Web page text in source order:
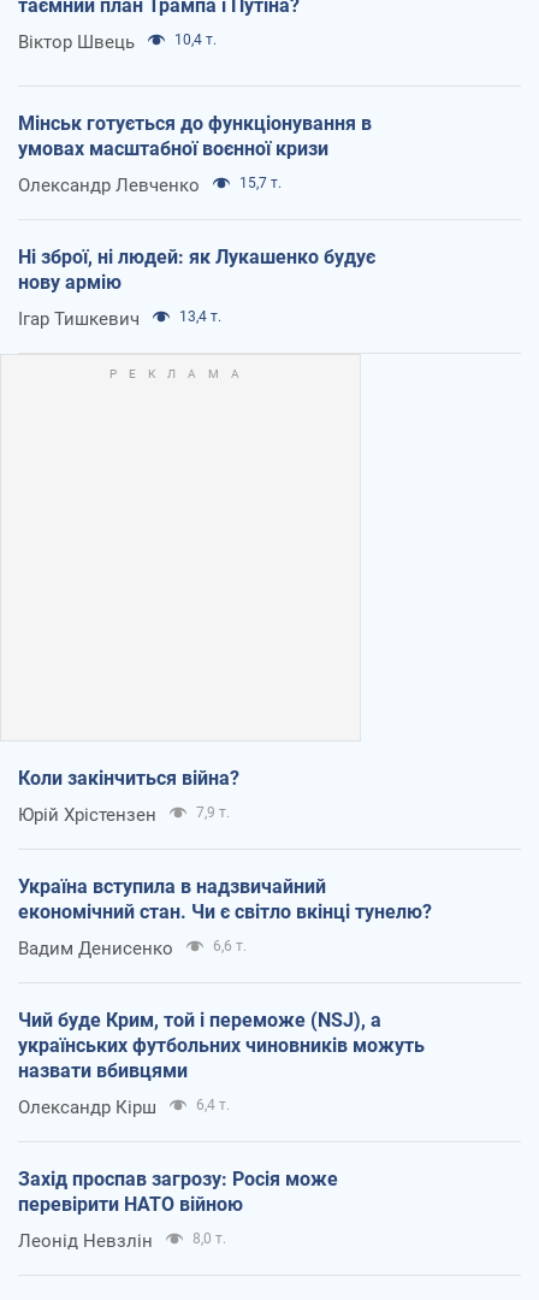
таємний план Трампа і Путіна?
Віктор Швець 10,4 т.
Мінськ готується до функціонування в
умовах масштабної воєнної кризи
Олександр Левченко 15,7 т.
Ні зброї, ні людей: як Лукашенко будує
нову армію
Ігар Тишкевич 13,4 т.
Коли закінчиться війна?
Юрій Хрістензен 7,9 т.
Україна вступила в надзвичайний
економічний стан. Чи є світло вкінці тунелю?
Вадим Денисенко 6,6 т.
Чий буде Крим, той і переможе (NSJ), а
українських футбольних чиновників можуть
назвати вбивцями
Олександр Кірш 6,4 т.
Захід проспав загрозу: Росія може
перевірити НАТО війною
Леонід Невзлін 8,0 т.